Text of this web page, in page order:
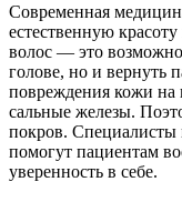
Современная
естественную
волос — это
голове, но и вернуть
повреждения кожи на
сальные железы.
покров. Специалисты
помогут пациентам
уверенность в себе.